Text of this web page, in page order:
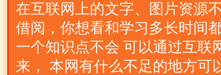
在互联网上的文字、图片资源
借阅，你想看和学习多长时间
一个知识点不会 可以通过互联
来， 本网有什么不足的地方可